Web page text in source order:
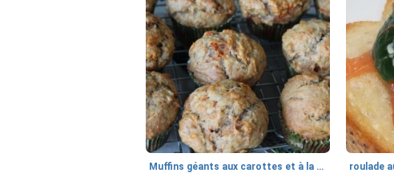
Muffins géants aux carottes et à la banane de Nif roulade